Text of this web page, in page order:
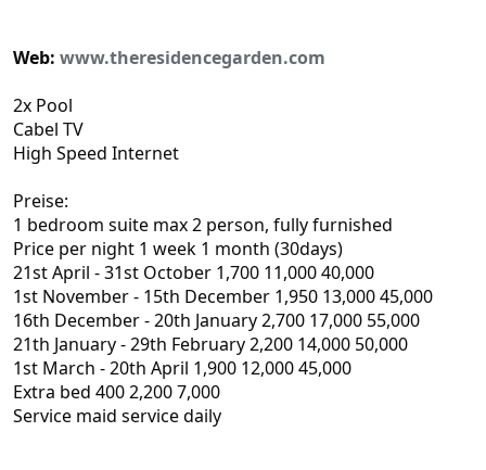
Web: www.theresidencegarden.com
2x Pool
Cabel TV
High Speed Internet
Preise:
1 bedroom suite max 2 person, fully furnished
Price per night 1 week 1 month (30days)
21st April - 31st October 1,700 11,000 40,000
1st November - 15th December 1,950 13,000 45,000
16th December - 20th January 2,700 17,000 55,000
21th January - 29th February 2,200 14,000 50,000
1st March - 20th April 1,900 12,000 45,000
Extra bed 400 2,200 7,000
Service maid service daily